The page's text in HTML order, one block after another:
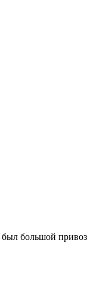
был большой привоз